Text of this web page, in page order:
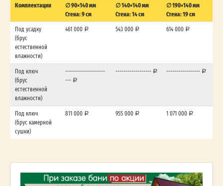
Комплектации
∅ 90×140 мм
Стена: 9 см
∅ 140×140 мм
Стена: 14 см
∅ 190×140 мм
Стена: 19 см
Под усадку
(брус
естественной
влажности)
461 000 543 000 614 000
Под ключ
(брус
естественной
влажности)
--------------------
---
------------------ -----------------
Под ключ
(брус камерной
сушки)
811 000 955 000 1 071 000